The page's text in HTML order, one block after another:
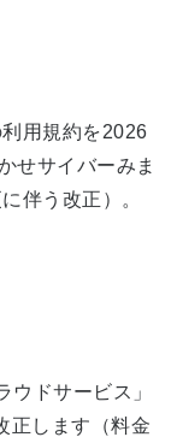
利用規約を2026
せサイバーみま
伴う改正）。
ウドサービス」
正します（料金